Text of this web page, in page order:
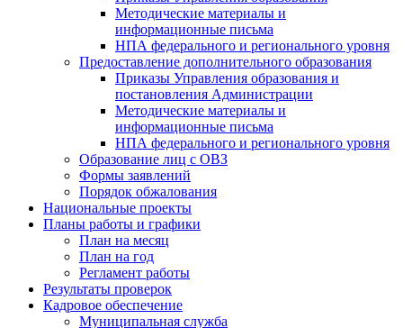
Методические материалы и
информационные письма
НПА федерального и регионального уровня
Предоставление дополнительного образования
Приказы Управления образования и
постановления Администрации
Методические материалы и
информационные письма
НПА федерального и регионального уровня
Образование лиц с ОВЗ
Формы заявлений
Порядок обжалования
Национальные проекты
Планы работы и графики
План на месяц
План на год
Регламент работы
Результаты проверок
Кадровое обеспечение
Муниципальная служба